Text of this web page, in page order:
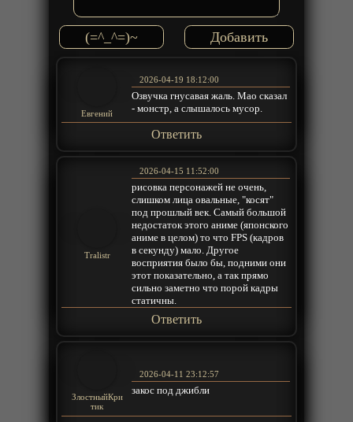
(=^_^=)~
Евгений
2026-04-19 18:12:00
Озвучка гнусавая жаль. Мао сказал
- монстр, а слышалось мусор.
Ответить
Tralistr
2026-04-15 11:52:00
рисовка персонажей не очень,
слишком лица овальные, "косят"
под прошлый век. Самый большой
недостаток этого аниме (японского
аниме в целом) то что FPS (кадров
в секунду) мало. Другое
восприятия было бы, подними они
этот показательно, а так прямо
сильно заметно что порой кадры
статичны.
Ответить
ЗлостныйКри
тик
2026-04-11 23:12:57
закос под джибли